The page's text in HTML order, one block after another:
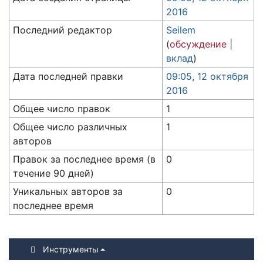
2016
Последний редактор
Seilem
(обсуждение
вклад)
Дата последней правки
09:05, 12 октября
2016
Общее число правок
1
Общее число различных
авторов
1
Правок за последнее время (в
течение 90 дней)
0
Уникальных авторов за
последнее время
0
Инструменты